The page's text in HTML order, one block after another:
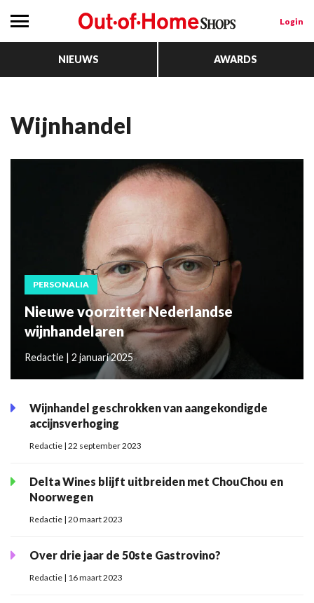
Login
NIEUWS AWARDS
wijnhandel
PERSONALIA
Nieuwe voorzitter Nederlandse
wijnhandelaren
Redactie | 2 januari 2025
Wijnhandel geschrokken van aangekondigde
accijnsverhoging
Redactie | 22 september 2023
Delta Wines blijft uitbreiden met ChouChou en
Noorwegen
Redactie | 20 maart 2023
Over drie jaar de 50ste Gastrovino?
Redactie | 16 maart 2023